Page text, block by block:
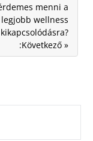
menni a
legjobb wellness
kikapcsolódásra?
:Következő »